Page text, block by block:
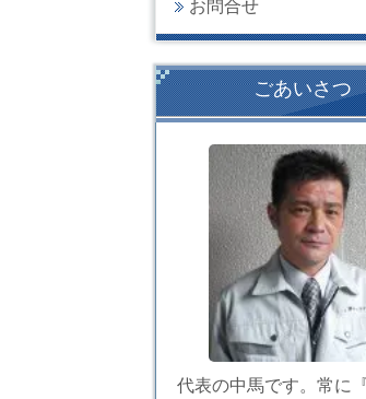
お問合せ
ごあいさつ
代表の中馬です。常に